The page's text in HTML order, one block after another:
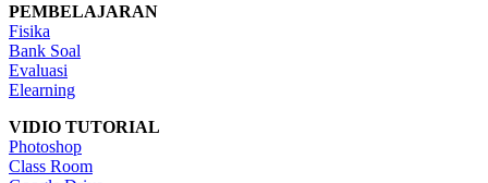
PEMBELAJARAN
Fisika
Bank Soal
Evaluasi
Elearning
VIDIO TUTORIAL
Photoshop
Class Room